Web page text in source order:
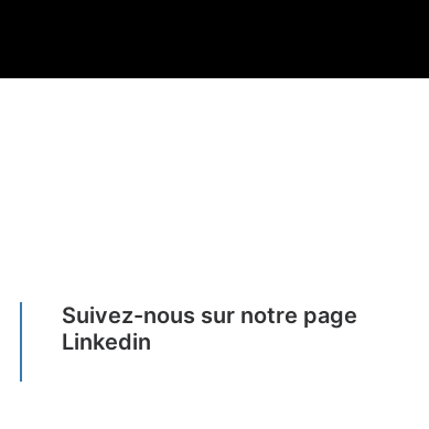
Suivez-nous sur notre page
Linkedin